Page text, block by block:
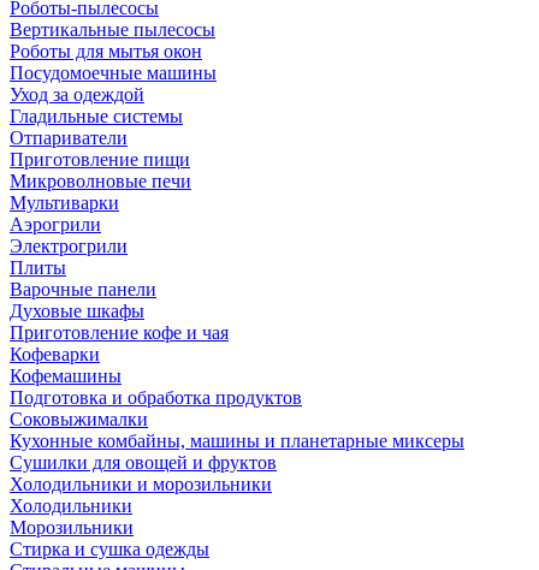
Роботы-пылесосы
Вертикальные пылесосы
Роботы для мытья окон
Посудомоечные машины
Уход за одеждой
Гладильные системы
Отпариватели
Приготовление пищи
Микроволновые печи
Мультиварки
Аэрогрили
Электрогрили
Плиты
Варочные панели
Духовые шкафы
Приготовление кофе и чая
Кофеварки
Кофемашины
Подготовка и обработка продуктов
Соковыжималки
Кухонные комбайны, машины и планетарные миксеры
Сушилки для овощей и фруктов
Холодильники и морозильники
Холодильники
Морозильники
Стирка и сушка одежды